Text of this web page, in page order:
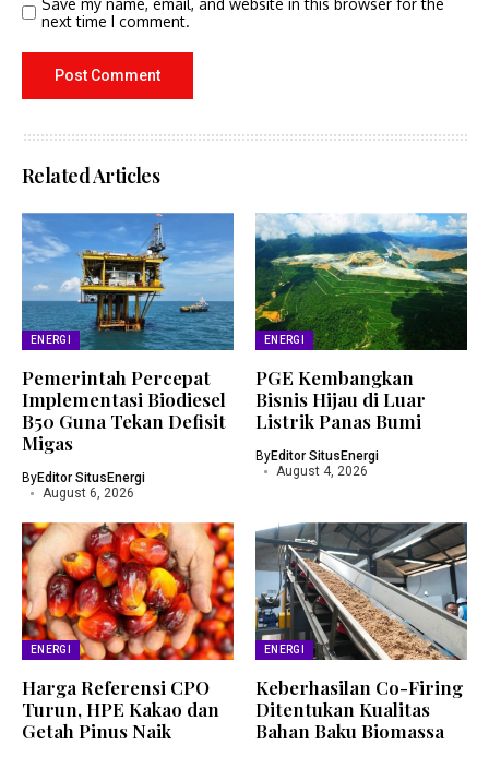
Save my name, email, and website in this browser for the
next time I comment.
Related Articles
ENERGI
Pemerintah Percepat
Implementasi Biodiesel
B50 Guna Tekan Defisit
Migas
ByEditor SitusEnergi
August 6, 2026
ENERGI
PGE Kembangkan
Bisnis Hijau di Luar
Listrik Panas Bumi
ByEditor SitusEnergi
August 4, 2026
ENERGI
Harga Referensi CPO
Turun, HPE Kakao dan
Getah Pinus Naik
ENERGI
Keberhasilan Co-Firing
Ditentukan Kualitas
Bahan Baku Biomassa